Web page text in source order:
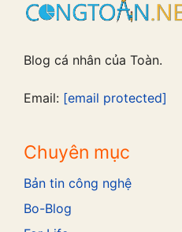
Blog cá nhân của Toàn.
Email: [email protected]
Chuyên mục
Bản tin công nghệ
Bo-Blog